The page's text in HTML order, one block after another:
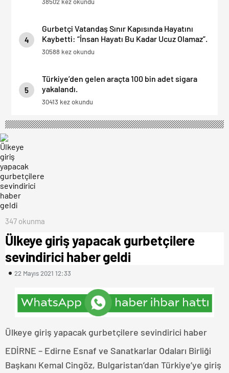
38502 kez okundu
4
Gurbetçi Vatandaş Sınır Kapısında Hayatını
Kaybetti: “İnsan Hayatı Bu Kadar Ucuz Olamaz”.
30588 kez okundu
5
Türkiye’den gelen araçta 100 bin adet sigara
yakalandı.
30413 kez okundu
347 okunma
Ülkeye giriş yapacak gurbetçilere
sevindirici haber geldi
22 Mayıs 2021 12:33
Ülkeye giriş yapacak gurbetçilere sevindirici haber
EDİRNE – Edirne Esnaf ve Sanatkarlar Odaları Birliği
Başkanı Kemal Cingöz, Bulgaristan’dan Türkiye’ye giriş